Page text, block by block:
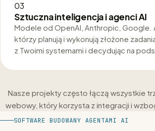
03
Sztuczna inteligencja i agenci AI
Modele od OpenAI, Anthropic, Google.
którzy planują i wykonują złożone
z Twoimi systemami i decydując na
Nasze projekty często łączą wszystkie
webowy, który korzysta z integracji i
SOFTWARE BUDOWANY AGENTAMI AI